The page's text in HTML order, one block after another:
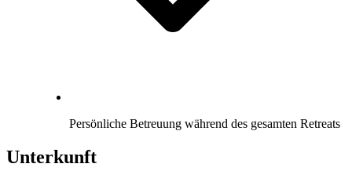
Persönliche Betreuung während des gesamten Retreats
Unterkunft